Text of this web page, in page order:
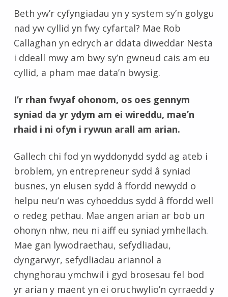
Beth yw’r cyfyngiadau yn y system sy’n golygu
nad yw cyllid yn fwy cyfartal? Mae Rob
Callaghan yn edrych ar ddata diweddar Nesta
i ddeall mwy am bwy sy’n gwneud cais am eu
cyllid, a pham mae data’n bwysig.
I’r rhan fwyaf ohonom, os oes gennym
syniad da yr ydym am ei wireddu, mae’n
rhaid i ni ofyn i rywun arall am arian.
Gallech chi fod yn wyddonydd sydd ag ateb i
broblem, yn entrepreneur sydd â syniad
busnes, yn elusen sydd â ffordd newydd o
helpu neu’n was cyhoeddus sydd â ffordd well
o redeg pethau. Mae angen arian ar bob un
ohonyn nhw, neu ni aiff eu syniad ymhellach.
Mae gan lywodraethau, sefydliadau,
dyngarwyr, sefydliadau ariannol a
chynghorau ymchwil i gyd brosesau fel bod
yr arian y maent yn ei oruchwylio’n cyrraedd y